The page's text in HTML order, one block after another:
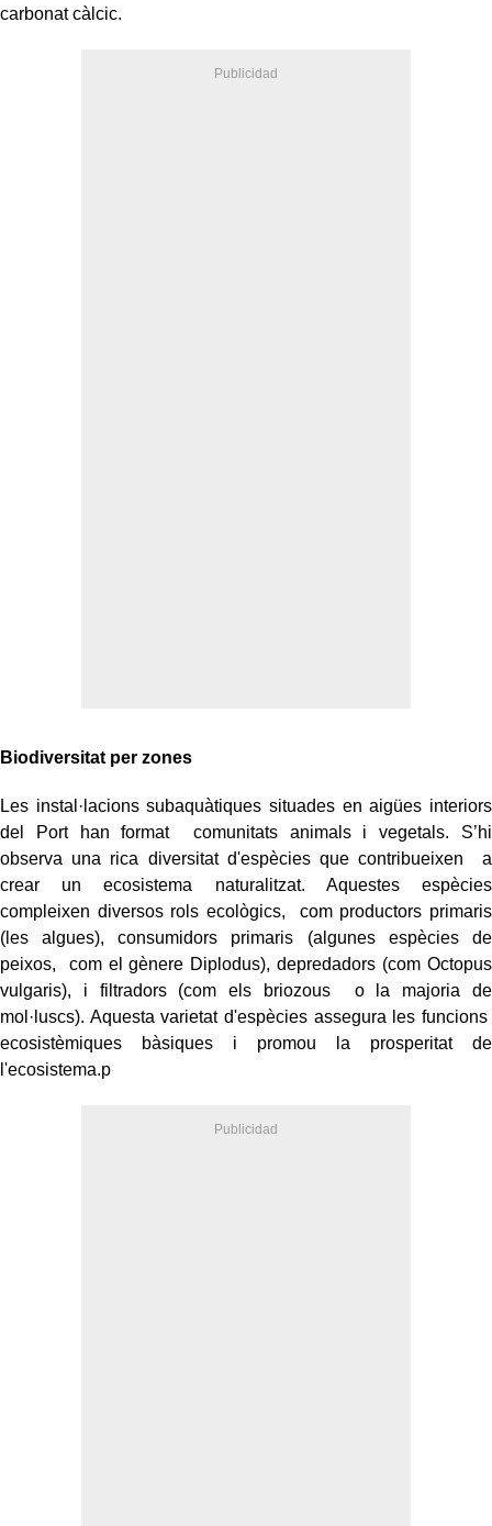
carbonat càlcic.
Biodiversitat per zones
Les instal·lacions subaquàtiques situades en aigües interiors
del Port han format comunitats animals i vegetals. S’hi
observa una rica diversitat d'espècies que contribueixen a
crear un ecosistema naturalitzat. Aquestes espècies
compleixen diversos rols ecològics, com productors primaris
(les algues), consumidors primaris (algunes espècies de
peixos, com el gènere Diplodus), depredadors (com Octopus
vulgaris), i filtradors (com els briozous o la majoria de
mol·luscs). Aquesta varietat d'espècies assegura les funcions
ecosistèmiques bàsiques i promou la prosperitat de
l'ecosistema.p